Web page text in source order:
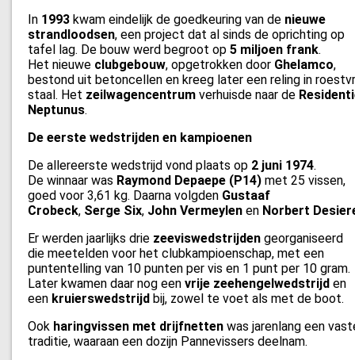
In 1993 kwam eindelijk de goedkeuring van de nieuwe
strandloodsen, een project dat al sinds de oprichting op
tafel lag. De bouw werd begroot op 5 miljoen frank.
Het nieuwe clubgebouw, opgetrokken door Ghelamco,
bestond uit betoncellen en kreeg later een reling in
staal. Het zeilwagencentrum verhuisde naar de
Neptunus.
De eerste wedstrijden en kampioenen
De allereerste wedstrijd vond plaats op 2 juni 1974.
De winnaar was Raymond Depaepe (P14) met 25 vissen,
goed voor 3,61 kg. Daarna volgden Gustaaf
Crobeck, Serge Six, John Vermeylen en Norbert
Er werden jaarlijks drie zeeviswedstrijden georganiseerd
die meetelden voor het clubkampioenschap, met een
puntentelling van 10 punten per vis en 1 punt per 10 gram.
Later kwamen daar nog een vrije zeehengelwedstrijd en
een kruierswedstrijd bij, zowel te voet als met de boot.
Ook haringvissen met drijfnetten was jarenlang een
traditie, waaraan een dozijn Pannevissers deelnam.